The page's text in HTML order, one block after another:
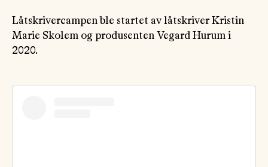
Låtskrivercampen ble startet av låtskriver Kristin
Marie Skolem og produsenten Vegard Hurum i
2020.